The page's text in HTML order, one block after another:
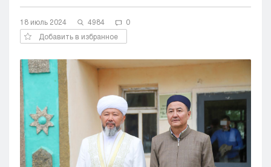
Кызылорда
Павлодар
Петропавловск
Талдыкорган
Тараз
Туркестан
Уральск
Усть-Каменогорск
Шымкент
18 июль 2024 4984
0
Добавить в избранное